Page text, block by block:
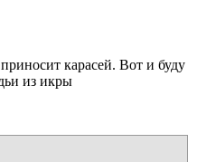
карасей. Вот и буду
из икры